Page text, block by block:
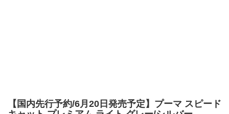
【国内先行予約/6月20日発売予定】プーマ スピード